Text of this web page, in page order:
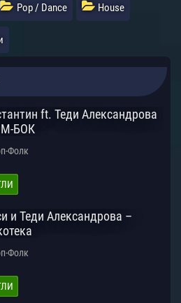
Pop / Dance House
ft. Теди Александрова
БОК
Фолк
и Теди Александрова –
Фолк